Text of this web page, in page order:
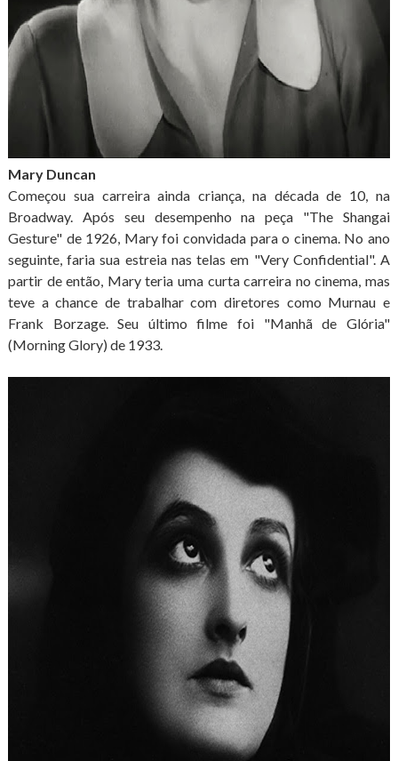
Mary Duncan
Começou sua carreira ainda criança, na década de 10, na
Broadway. Após seu desempenho na peça "The Shangai
Gesture" de 1926, Mary foi convidada para o cinema. No ano
seguinte, faria sua estreia nas telas em "Very Confidential". A
partir de então, Mary teria uma curta carreira no cinema, mas
teve a chance de trabalhar com diretores como Murnau e
Frank Borzage. Seu último filme foi "Manhã de Glória"
(Morning Glory) de 1933.